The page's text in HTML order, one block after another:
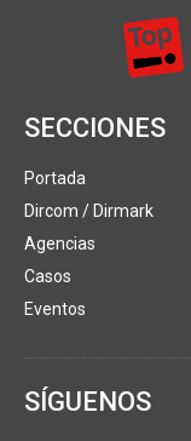
SECCIONES
Portada
Dircom / Dirmark
Agencias
Casos
Eventos
SÍGUENOS